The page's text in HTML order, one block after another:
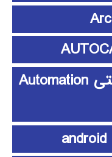
آموزش اتوماسیون صنعتی Automation